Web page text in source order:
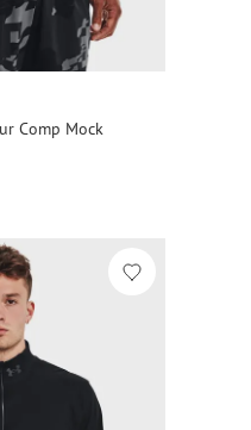
Comp Mock